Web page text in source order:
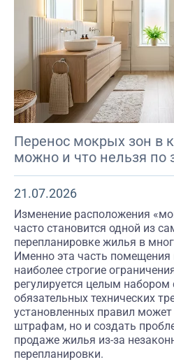
Перенос мокрых зон в
можно и что нельзя по
21.07.2026
Изменение расположения
часто становится одной из
перепланировке жилья в
Именно эта часть помещения
наиболее строгие
регулируется целым
обязательных технических
установленных правил может
штрафам, но и создать
продаже жилья из-за
перепланировки.